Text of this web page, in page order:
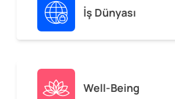
İş Dünyası
Well-Being